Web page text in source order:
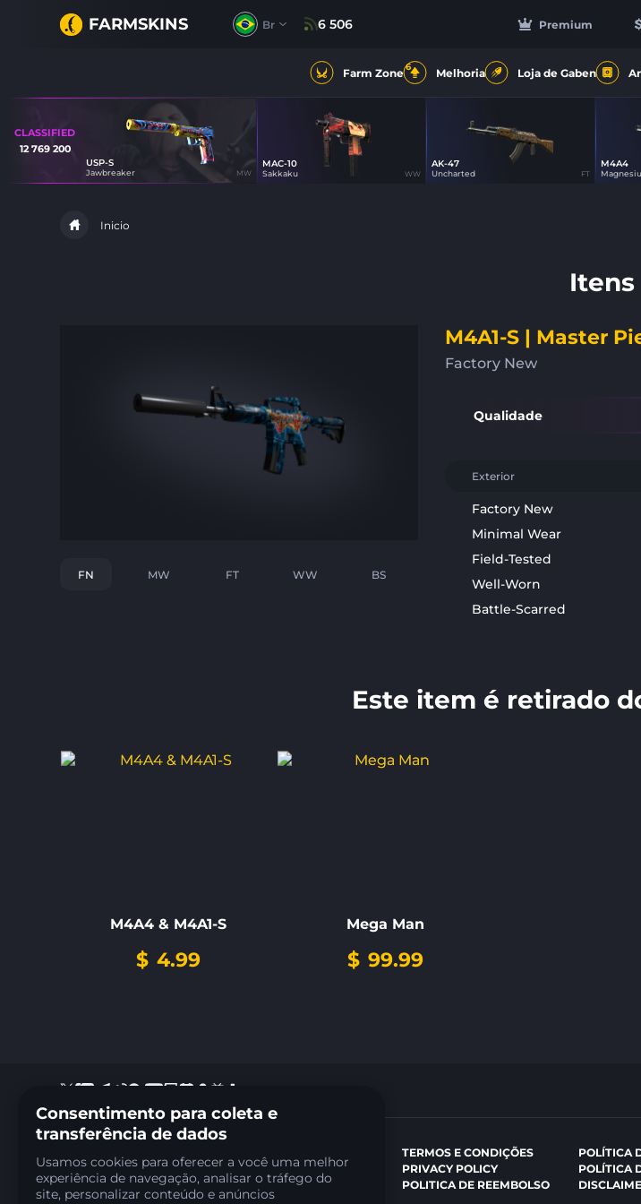
FARMSKINS Premium
Br 6 506
Farm Zone6 Melhoria Loja de Gaben
CLASSIFIED
12 769 200
USP-S
Jawbreaker MW
MAC-10
Sakkaku WW
AK-47
Uncharted FT
M4A4
Inicio
Itens
FN MW FT WW BS
M4A1-S | Master
Factory New
Qualidade
Exterior
Factory New
Minimal Wear
Field-Tested
Well-Worn
Battle-Scarred
Este item é retirado
M4A4 & M4A1-S
$ 4.99
Mega Man
$ 99.99
Support:support@farmskins.com
Business: ads@farmskins.com
ARPS LOOP LTD
TERMOS E CONDIÇÕES
PRIVACY POLICY
POLITICA DE REEMBOLSO
POLÍTICA
POLÍTICA
Consentimento para coleta e
transferência de dados
Usamos cookies para oferecer a você uma melhor
experiência de navegação, analisar o tráfego do
site, personalizar conteúdo e anúncios